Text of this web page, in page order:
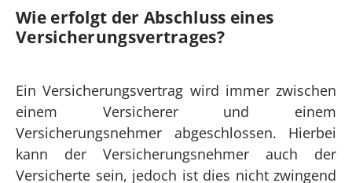
Wie erfolgt der Abschluss eines
Versicherungs­vertrages?
Ein Versicherungsvertrag wird immer zwischen
einem Versicherer und einem
Versicherungsnehmer abgeschlossen. Hierbei
kann der Versicherungsnehmer auch der
Versicherte sein, jedoch ist dies nicht zwingend